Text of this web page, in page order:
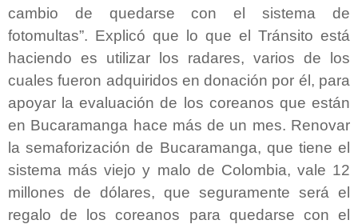
cambio de quedarse con el sistema de
fotomultas”. Explicó que lo que el Tránsito está
haciendo es utilizar los radares, varios de los
cuales fueron adquiridos en donación por él, para
apoyar la evaluación de los coreanos que están
en Bucaramanga hace más de un mes. Renovar
la semaforización de Bucaramanga, que tiene el
sistema más viejo y malo de Colombia, vale 12
millones de dólares, que seguramente será el
regalo de los coreanos para quedarse con el